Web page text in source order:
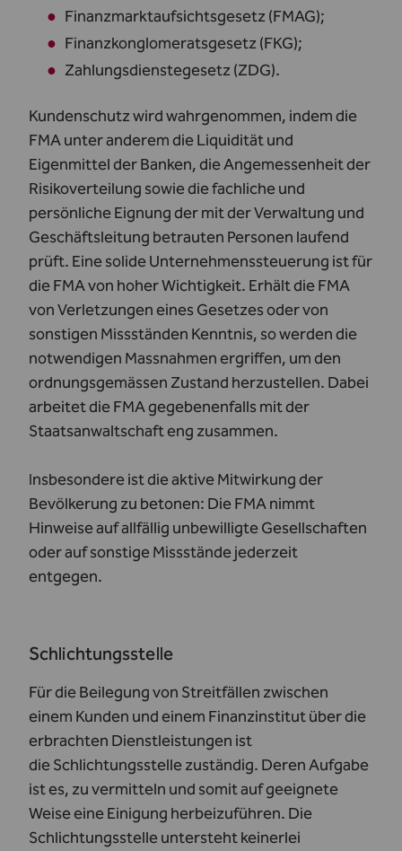
Finanzmarktaufsichtsgesetz (FMAG);
Finanzkonglomeratsgesetz (FKG);
Zahlungsdienstegesetz (ZDG).
Kundenschutz wird wahrgenommen, indem die
FMA unter anderem die Liquidität und
Eigenmittel der Banken, die Angemessenheit der
Risikoverteilung sowie die fachliche und
persönliche Eignung der mit der Verwaltung und
Geschäftsleitung betrauten Personen laufend
prüft. Eine solide Unternehmenssteuerung ist für
die FMA von hoher Wichtigkeit. Erhält die FMA
von Verletzungen eines Gesetzes oder von
sonstigen Missständen Kenntnis, so werden die
notwendigen Massnahmen ergriffen, um den
ordnungsgemässen Zustand herzustellen. Dabei
arbeitet die FMA gegebenenfalls mit der
Staatsanwaltschaft eng zusammen.
Insbesondere ist die aktive Mitwirkung der
Bevölkerung zu betonen: Die FMA nimmt
Hinweise auf allfällig unbewilligte Gesellschaften
oder auf sonstige Missstände jederzeit
entgegen.
Schlichtungsstelle
Für die Beilegung von Streitfällen zwischen
einem Kunden und einem Finanzinstitut über die
erbrachten Dienstleistungen ist
dieSchlichtungsstellezuständig. Deren Aufgabe
ist es, zu vermitteln und somit auf geeignete
Weise eine Einigung herbeizuführen. Die
Schlichtungsstelle untersteht keinerlei